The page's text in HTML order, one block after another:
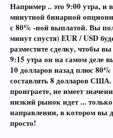
Например .. это 9:00 утра, и
минутной бинарной
с 80% -ной выплатой. Вы
минут спустя) EUR / USD
разместите сделку, чтобы
9:15 утра он на самом деле
10 долларов назад плюс
составлять 8 долларов
проиграете, не имеет
низкий рынок идет ...
направлении, в котором вы
просто!